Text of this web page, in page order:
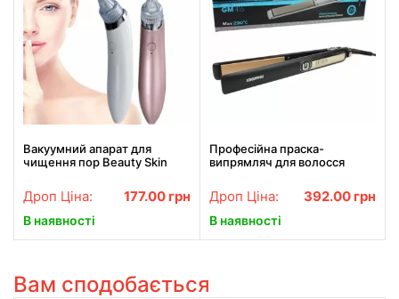
Вакуумний апарат для
чищення пор Beauty Skin
Найкраща ціна!
Дроп Ціна: 177.00 грн
В наявності
Професійна праска-
випрямляч для волосся
Дроп Ціна: 392.00 грн
В наявності
Вам сподобається